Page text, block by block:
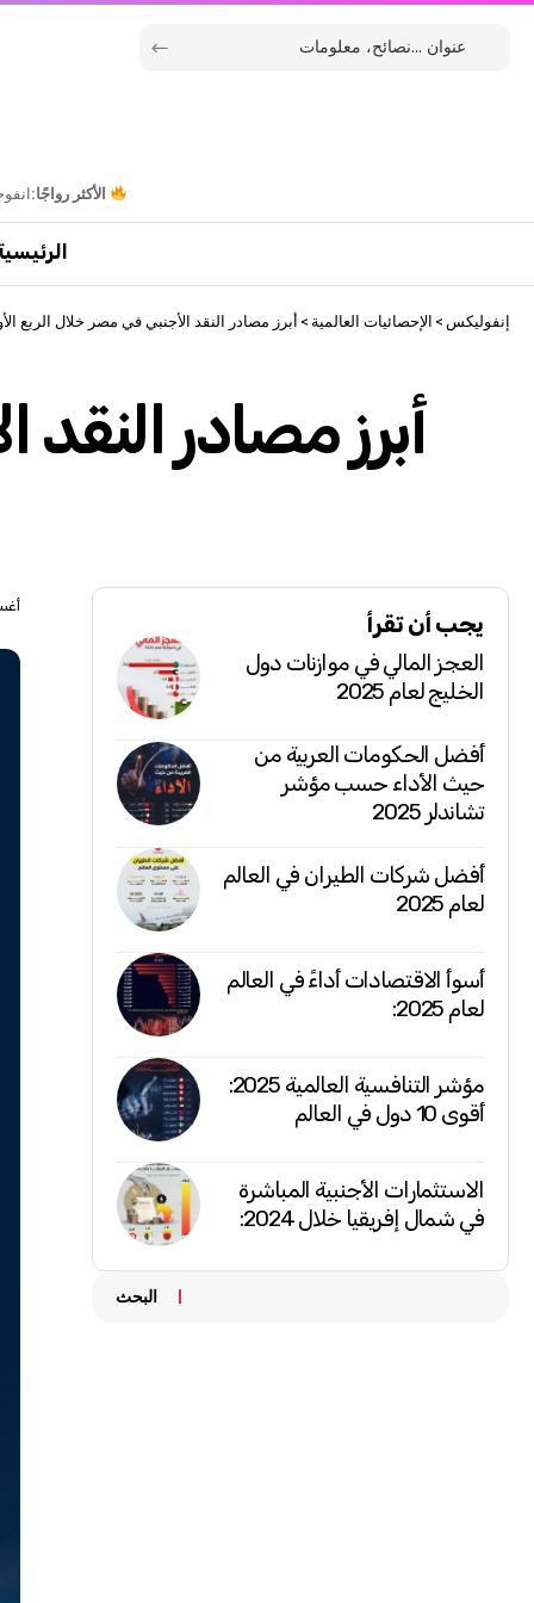
الأكثر رواجًا:
إنفوليكس > الإحصائيات العالمية > أبرز مصادر النقد الأجنبي في مصر خلال الربع
أبرز مصادر
يجب أن تقرأ
العجز المالي في موازنات دول
الخليج لعام 2025
أفضل الحكومات العربية من
حيث الأداء حسب مؤشر
تشاندلر 2025
أفضل شركات الطيران في العالم
لعام 2025
أسوأ الاقتصادات أداءً في العالم
لعام 2025:
مؤشر التنافسية العالمية 2025:
أقوى 10 دول في العالم
الاستثمارات الأجنبية المباشرة
في شمال إفريقيا خلال 2024:
البحث